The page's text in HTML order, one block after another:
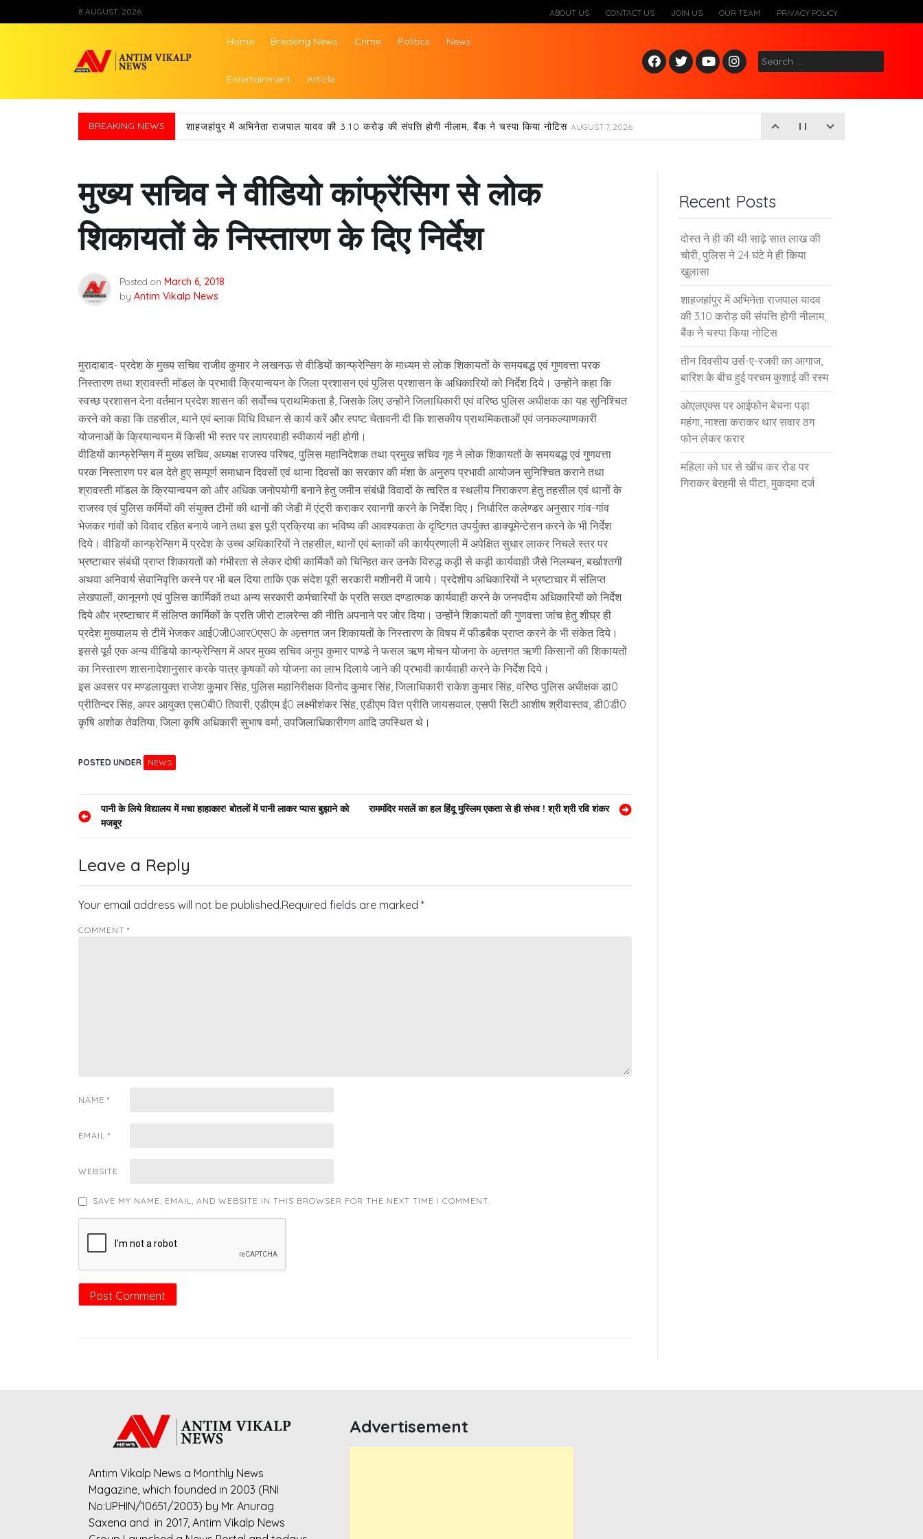
to
8 AUGUST, 2026 ABOUT US CONTACT US JOIN US OUR TEAM PRIVACY POLICY
Antim Vikalp News
Home Breaking News Crime Politics News
Entertainment Article
Fac
ebo
Twitt
er
Yout
ube
Inst
agr
Search
for:
BREAKING NEWS शाहजहांपुर में अभिनेता राजपाल यादव की 3.10 करोड़ की संपत्ति होगी नीलाम, बैंक ने चस्पा किया नोटिस AUGUST 7, 2026
मुख्य सचिव ने वीडियो कांफ्रेंसिग से लोक
शिकायतों के निस्तारण के दिए निर्देश
Posted on March 6, 2018
by Antim Vikalp News
मुरादाबाद- प्रदेश के मुख्य सचिव राजीव कुमार ने लखनऊ से वीडियों कान्फ्रेन्सिग के माध्यम से लोक शिकायतों के समयबद्ध एवं गुणवत्ता परक
निस्तारण तथा श्रावस्ती माॅडल के प्रभावी क्रियान्वयन के जिला प्रशासन एवं पुलिस प्रशासन के अधिकारियों को निर्देश दिये। उन्होंने कहा कि
स्वच्छ प्रशासन देना वर्तमान प्रदेश शासन की सर्वोच्च प्राथमिकता है, जिसके लिए उन्होंने जिलाधिकारी एवं वरिष्ठ पुलिस अधीक्षक का यह सुनिश्चित
करने को कहा कि तहसील, थाने एवं ब्लाक विधि विधान से कार्य करें और स्पष्ट चेतावनी दी कि शासकीय प्राथमिकताओं एवं जनकल्याणकारी
योजनाओं के क्रियान्वयन में किसी भी स्तर पर लापरवाही स्वीकार्य नही होगी।
वीडियों कान्फ्रेन्सिग में मुख्य सचिव, अध्यक्ष राजस्व परिषद, पुलिस महानिदेशक तथा प्रमुख सचिव गृह ने लोक शिकायतों के समयबद्ध एवं गुणवत्ता
परक निस्तारण पर बल देते हुए सम्पूर्ण समाधान दिवसों एवं थाना दिवसों का सरकार की मंशा के अनुरुप प्रभावी आयोजन सुनिश्चित कराने तथा
श्रावस्ती माॅडल के क्रियान्वयन को और अधिक जनोपयोगी बनाने हेतु जमीन संबंधी विवादों के त्वरित व स्थलीय निराकरण हेतु तहसील एवं थानों के
राजस्व एवं पुलिस कर्मियों की संयुक्त टीमों की थानों की जेडी में एंट्री कराकर रवानगी करने के निर्देश दिए। निर्धारित कलेण्डर अनुसार गांव-गांव
भेजकर गांवों को विवाद रहित बनाये जाने तथा इस पूरी प्रक्रिया का भविष्य की आवश्यकता के दृष्टिगत उपर्युक्त डाक्यूमेन्टेसन करने के भी निर्देश
दिये। वीडियों कान्फ्रेन्सिग में प्रदेश के उच्च अधिकारियों ने तहसील, थानों एवं ब्लाकों की कार्यप्रणाली में अपेक्षित सुधार लाकर निचले स्तर पर
भ्रष्टाचार संबंधी प्राप्त शिकायतों को गंभीरता से लेकर दोषी कार्मिकों को चिन्हित कर उनके विरुद्ध कड़ी से कड़ी कार्यवाही जैसे निलम्बन, बर्खाश्तगी
अथवा अनिवार्य सेवानिवृत्ति करने पर भी बल दिया ताकि एक संदेश पूरी सरकारी मशीनरी में जाये। प्रदेशीय अधिकारियों ने भ्रष्टाचार में संलिप्त
लेखपालों, कानूनगो एवं पुलिस कार्मिकों तथा अन्य सरकारी कर्मचारियों के प्रति सख्त दण्डात्मक कार्यवाही करने के जनपदीय अधिकारियों को निर्देश
दिये और भ्रष्टाचार में संलिप्त कार्मिकों के प्रति जीरो टालरेन्स की नीति अपनाने पर जोर दिया। उन्होंने शिकायतों की गुणवत्ता जांच हेतु शीघ्र ही
प्रदेश मुख्यालय से टीमें भेजकर आई0जी0आर0एस0 के अन्र्तगत जन शिकायतों के निस्तारण के विषय में फीडबैक प्राप्त करने के भी संकेत दिये।
इससे पूर्व एक अन्य वीडियो कान्फ्रेन्सिग में अपर मुख्य सचिव अनुप कुमार पाण्डे ने फसल ऋण मोचन योजना के अन्र्तगत ऋणी किसानों की शिकायतों
का निस्तारण शासनादेशानुसार करके पात्र कृषकों को योजना का लाभ दिलाये जाने की प्रभावी कार्यवाही करने के निर्देश दिये।
इस अवसर पर मण्डलायुक्त राजेश कुमार सिंह, पुलिस महानिरीक्षक विनोद कुमार सिंह, जिलाधिकारी राकेश कुमार सिंह, वरिष्ठ पुलिस अधीक्षक डा0
प्रीतिन्दर सिंह, अपर आयुक्त एस0बी0 तिवारी, एडीएम ई0 लक्ष्मीशंकर सिंह, एडीएम वित्त प्रीति जायसवाल, एसपी सिटी आशीष श्रीवास्तव, डी0डी0
कृषि अशोक तेवतिया, जिला कृषि अधिकारी सुभाष वर्मा, उपजिलाधिकारीगण आदि उपस्थित थे।
POSTED UNDER NEWS
Postपानी के लिये विद्यालय में मचा हाहाकार! बोतलों में पानी लाकर प्यास बुझाने को
मजबूर
राममंदिर मसलें का हल हिंदू मुस्लिम एकता से ही संभव ! श्री श्री रवि शंकर
Leave a Reply
Your email address will not be published.Required fields are marked *
COMMENT *
NAME *
EMAIL *
WEBSITE
SAVE MY NAME, EMAIL, AND WEBSITE IN THIS BROWSER FOR THE NEXT TIME I COMMENT.
Recent Posts
दोस्त ने ही की थी साढ़े सात लाख की
चोरी, पुलिस ने 24 घंटे मे ही किया
खुलासा
शाहजहांपुर में अभिनेता राजपाल यादव
की 3.10 करोड़ की संपत्ति होगी नीलाम,
बैंक ने चस्पा किया नोटिस
तीन दिवसीय उर्स-ए-रजवी का आगाज,
बारिश के बीच हुई परचम कुशाई की रस्म
ओएलएक्स पर आईफोन बेचना पड़ा
महंगा, नाश्ता कराकर थार सवार ठग
फोन लेकर फरार
महिला को घर से खींच कर रोड पर
गिराकर बेरहमी से पीटा, मुकदमा दर्ज
Antim Vikalp News a Monthly News
Magazine, which founded in 2003 (RNI
No:UPHIN/10651/2003) by Mr. Anurag
Saxena and in 2017, Antim Vikalp News
Advertisement